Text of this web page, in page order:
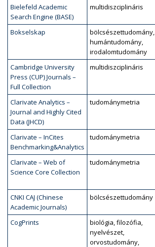
Bielefeld Academic
Search Engine (BASE)
multidiszciplináris
Bokselskap
bölcsészettudomány,
humántudomány,
irodalomtudomány
Cambridge University
Press (CUP) Journals –
Full Collection
multidiszciplináris
Clarivate Analytics –
Journal and Highly Cited
Data (JHCD)
tudománymetria
Clarivate – InCites
Benchmarking&Analytics
tudománymetria
Clarivate – Web of
Science Core Collection
tudománymetria
CNKI CAJ (Chinese
Academic Journals)
bölcsészettudomány
CogPrints
biológia, filozófia,
nyelvészet,
orvostudomány,